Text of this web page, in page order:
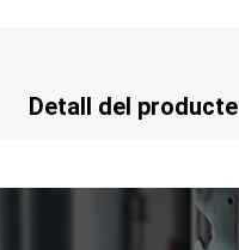
Detall del producte